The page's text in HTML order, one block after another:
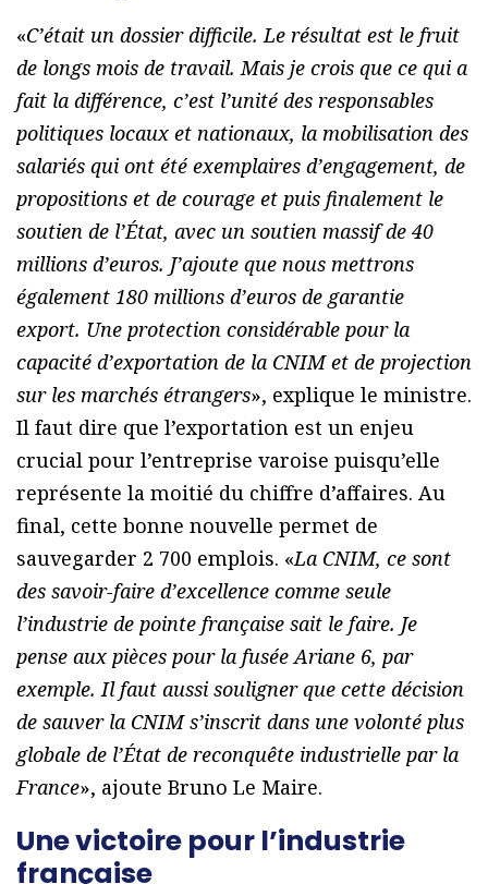
«C’était un dossier difficile. Le résultat est le fruit
de longs mois de travail. Mais je crois que ce qui a
fait la différence, c’est l’unité des responsables
politiques locaux et nationaux, la mobilisation des
salariés qui ont été exemplaires d’engagement, de
propositions et de courage et puis finalement le
soutien de l’État, avec un soutien massif de 40
millions d’euros. J’ajoute que nous mettrons
également 180 millions d’euros de garantie
export. Une protection considérable pour la
capacité d’exportation de la CNIM et de projection
sur les marchés étrangers», explique le ministre.
Il faut dire que l’exportation est un enjeu
crucial pour l’entreprise varoise puisqu’elle
représente la moitié du chiffre d’affaires. Au
final, cette bonne nouvelle permet de
sauvegarder 2 700 emplois. «La CNIM, ce sont
des savoir-faire d’excellence comme seule
l’industrie de pointe française sait le faire. Je
pense aux pièces pour la fusée Ariane 6, par
exemple. Il faut aussi souligner que cette décision
de sauver la CNIM s’inscrit dans une volonté plus
globale de l’État de reconquête industrielle par la
France», ajoute Bruno Le Maire.
Une victoire pour l’industrie
française